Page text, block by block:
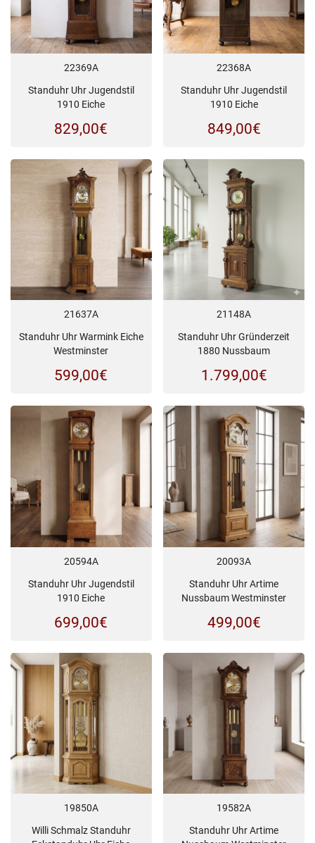
22369A
Standuhr Uhr Jugendstil
1910 Eiche
829,00€
22368A
Standuhr Uhr Jugendstil
1910 Eiche
849,00€
21637A
Standuhr Uhr Warmink Eiche
Westminster
599,00€
21148A
Standuhr Uhr Gründerzeit
1880 Nussbaum
1.799,00€
20594A
Standuhr Uhr Jugendstil
1910 Eiche
699,00€
20093A
Standuhr Uhr Artime
Nussbaum Westminster
499,00€
19850A
Willi Schmalz Standuhr
19582A
Standuhr Uhr Artime